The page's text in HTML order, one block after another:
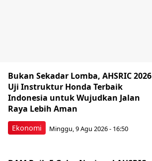
Ekonomi
Bukan Sekadar Lomba, AHSRIC 2026
Uji Instruktur Honda Terbaik
Indonesia untuk Wujudkan Jalan
Raya Lebih Aman
Minggu, 9 Agu 2026 - 16:50